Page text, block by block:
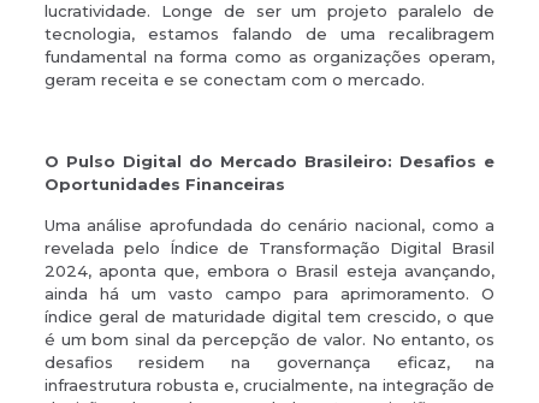
lucratividade. Longe de ser um projeto paralelo de
tecnologia, estamos falando de uma recalibragem
fundamental na forma como as organizações operam,
geram receita e se conectam com o mercado.
O Pulso Digital do Mercado Brasileiro: Desafios e
Oportunidades Financeiras
Uma análise aprofundada do cenário nacional, como a
revelada pelo Índice de Transformação Digital Brasil
2024, aponta que, embora o Brasil esteja avançando,
ainda há um vasto campo para aprimoramento. O
índice geral de maturidade digital tem crescido, o que
é um bom sinal da percepção de valor. No entanto, os
desafios residem na governança eficaz, na
infraestrutura robusta e, crucialmente, na integração de